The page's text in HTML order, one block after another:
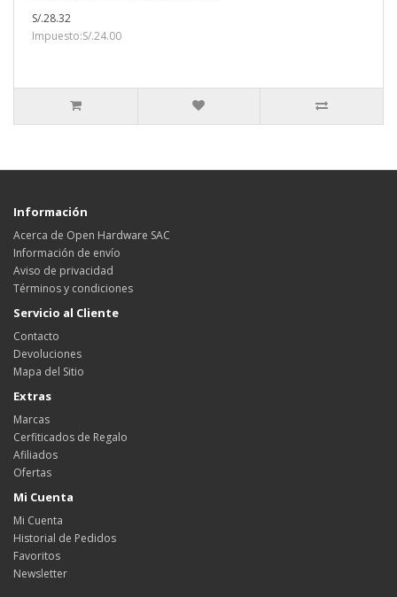
S/.28.32
Impuesto:S/.24.00
Información
Acerca de Open Hardware SAC
Información de envío
Aviso de privacidad
Términos y condiciones
Servicio al Cliente
Contacto
Devoluciones
Mapa del Sitio
Extras
Marcas
Cerfiticados de Regalo
Afiliados
Ofertas
Mi Cuenta
Mi Cuenta
Historial de Pedidos
Favoritos
Newsletter